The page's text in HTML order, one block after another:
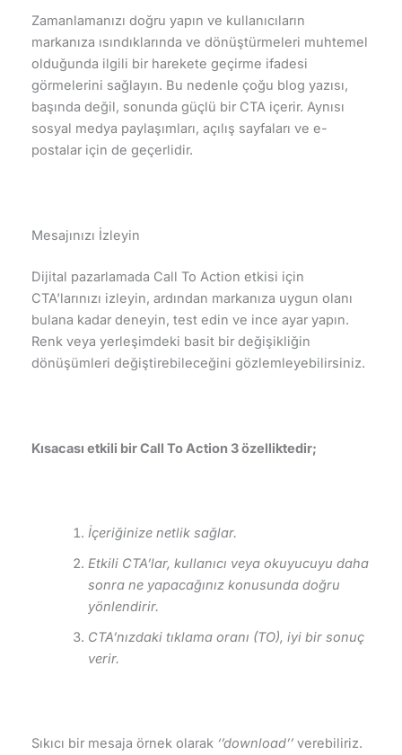
Zamanlamanızı doğru yapın ve kullanıcıların
markanıza ısındıklarında ve dönüştürmeleri muhtemel
olduğunda ilgili bir harekete geçirme ifadesi
görmelerini sağlayın. Bu nedenle çoğu blog yazısı,
başında değil, sonunda güçlü bir CTA içerir. Aynısı
sosyal medya paylaşımları, açılış sayfaları ve e-
postalar için de geçerlidir.
Mesajınızı İzleyin
Dijital pazarlamada Call To Action etkisi için
CTA’larınızı izleyin, ardından markanıza uygun olanı
bulana kadar deneyin, test edin ve ince ayar yapın.
Renk veya yerleşimdeki basit bir değişikliğin
dönüşümleri değiştirebileceğini gözlemleyebilirsiniz.
Kısacası etkili bir Call To Action 3 özelliktedir;
İçeriğinize netlik sağlar.
Etkili CTA’lar, kullanıcı veya okuyucuyu daha
sonra ne yapacağınız konusunda doğru
yönlendirir.
CTA’nızdaki tıklama oranı (TO), iyi bir sonuç
verir.
Sıkıcı bir mesaja örnek olarak ‘’download’’verebiliriz.